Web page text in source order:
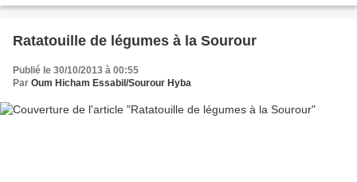
Ratatouille de légumes à la Sourour
Publié le 30/10/2013 à 00:55
Par Oum Hicham Essabil/Sourour Hyba